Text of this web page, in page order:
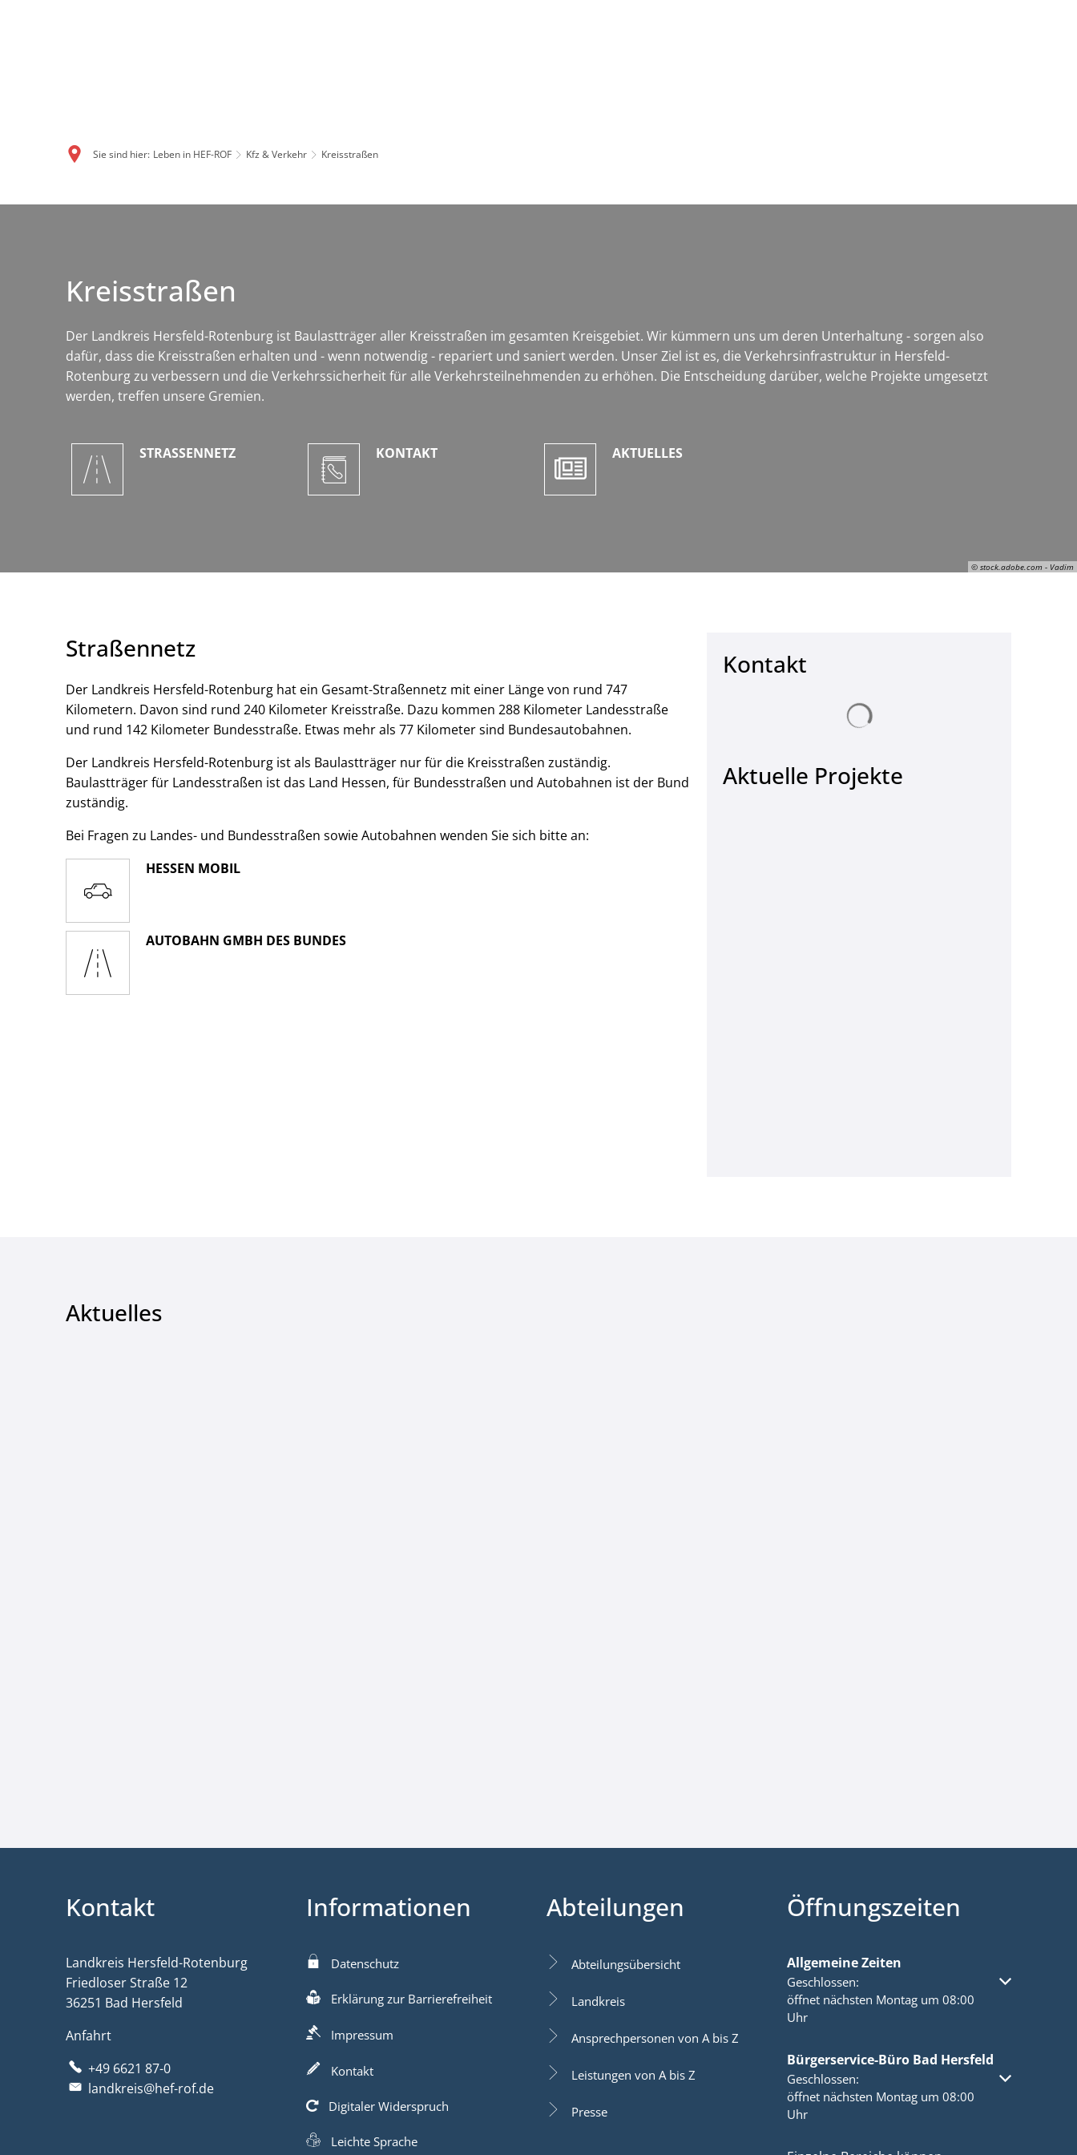
Sie sind hier: Leben in HEF-ROF Kfz & Verkehr Kreisstraßen
© stock.adobe.com - Vadim
Kreisstraßen
Der Landkreis Hersfeld-Rotenburg ist Baulastträger aller Kreisstraßen im gesamten Kreisgebiet. Wir kümmern uns um deren Unterhaltung - sorgen also
dafür, dass die Kreisstraßen erhalten und - wenn notwendig - repariert und saniert werden. Unser Ziel ist es, die Verkehrsinfrastruktur in Hersfeld-
Rotenburg zu verbessern und die Verkehrssicherheit für alle Verkehrsteilnehmenden zu erhöhen. Die Entscheidung darüber, welche Projekte umgesetzt
werden, treffen unsere Gremien.
STRASSENNETZ KONTAKT AKTUELLES
Straßennetz
Der Landkreis Hersfeld-Rotenburg hat ein Gesamt-Straßennetz mit einer Länge von rund 747
Kilometern. Davon sind rund 240 Kilometer Kreisstraße. Dazu kommen 288 Kilometer Landesstraße
und rund 142 Kilometer Bundesstraße. Etwas mehr als 77 Kilometer sind Bundesautobahnen.
Der Landkreis Hersfeld-Rotenburg ist als Baulastträger nur für die Kreisstraßen zuständig.
Baulastträger für Landesstraßen ist das Land Hessen, für Bundesstraßen und Autobahnen ist der Bund
zuständig.
Bei Fragen zu Landes- und Bundesstraßen sowie Autobahnen wenden Sie sich bitte an:
HESSEN MOBIL
AUTOBAHN GMBH DES BUNDES
Kontakt
Aktuelle Projekte
Aktuelles
Kontakt
Landkreis Hersfeld-Rotenburg
Friedloser Straße 12
36251 Bad Hersfeld
Anfahrt
+49 6621 87-0
landkreis@hef-rof.de
Informationen
Datenschutz
Erklärung zur Barrierefreiheit
Impressum
Kontakt
Digitaler Widerspruch
Leichte Sprache
Abteilungen
Abteilungsübersicht
Landkreis
Ansprechpersonen von A bis Z
Leistungen von A bis Z
Presse
Öffnungszeiten
Allgemeine Zeiten
Klicken, um weitere Öffnungs- oder Schließzeiten
Geschlossen:
öffnet nächsten Montag um 08:00
Uhr
Bürgerservice-Büro Bad Hersfeld
Klicken, um weitere Öffnungs- oder Schließzeiten
Geschlossen:
öffnet nächsten Montag um 08:00
Uhr